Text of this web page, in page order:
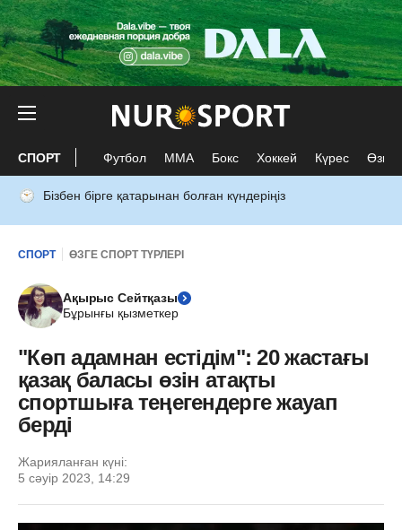
СПОРТ Футбол ММА Бокс Хоккей Күрес Өзге
Бізбен бірге қатарынан болған күндеріңіз
СПОРТ ӨЗГЕ СПОРТ ТҮРЛЕРІ
Ақырыс Сейтқазы
Бұрынғы қызметкер
"Көп адамнан естідім": 20 жастағы
қазақ баласы өзін атақты
спортшыға теңегендерге жауап
берді
Жарияланған күні:
5 сәуір 2023, 14:29